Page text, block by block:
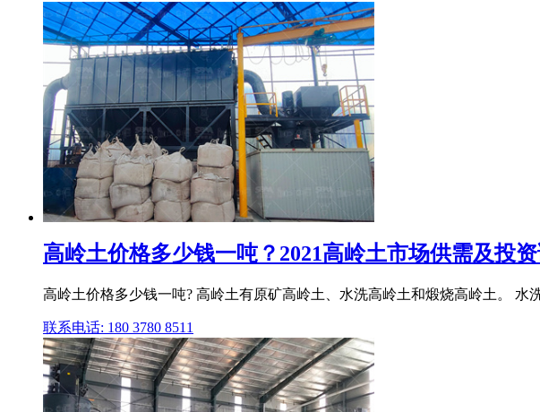
高岭土价格多少钱一吨？2021高岭土市场供需及投
高岭土价格多少钱一吨? 高岭土有原矿高岭土、水洗高岭土和煅烧高岭土。 水
联系电话: 180 3780 8511